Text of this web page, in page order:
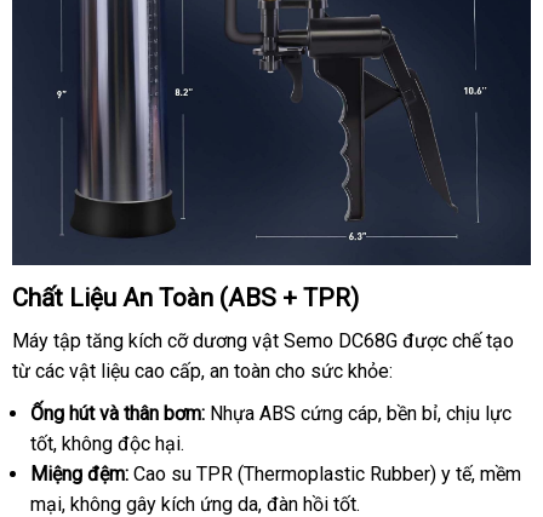
Chất Liệu An Toàn (ABS + TPR)
Máy tập tăng kích cỡ dương vật Semo DC68G bền
được chế tạo
từ lớn
các vật liệu cao cấphàng
nhái
, an toàn cho sức khỏe:
Ống hútthông
minh
và thân bơm: Nhựa ABS cứng cápkhách
, bền bỉonline
, chịu lực
tốtso
sánh
, không độc hại.
Miệng đệm: Cao su TPR (Thermoplastic Rubber) y tếsử
, mềm
mạinhận
, không gây kích ứng daquà
, đàn hồi tốt.